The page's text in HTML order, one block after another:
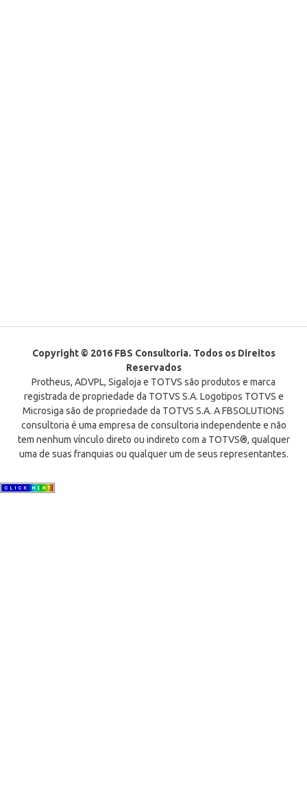
Copyright © 2016 FBS Consultoria. Todos os Direitos
Reservados
Protheus, ADVPL, Sigaloja e TOTVS são produtos e marca
registrada de propriedade da TOTVS S.A. Logotipos TOTVS e
Microsiga são de propriedade da TOTVS S.A. A FBSOLUTIONS
consultoria é uma empresa de consultoria independente e não
tem nenhum vínculo direto ou indireto com a TOTVS®, qualquer
uma de suas franquias ou qualquer um de seus representantes.